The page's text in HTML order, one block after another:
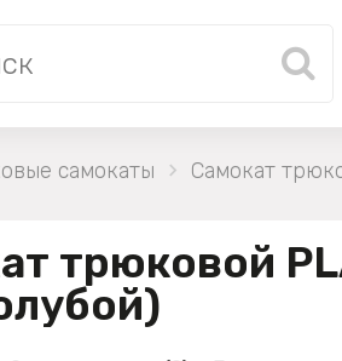
самокаты Самокат
трюковой